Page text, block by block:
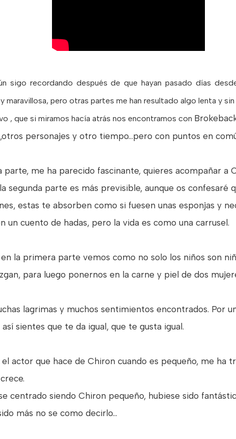
sigo recordando después de que hayan pasado días
maravillosa, pero otras partes me han resultado algo lenta y sin
, que si miramos hacía atrás nos encontramos con
personajes y otro tiempo...pero con puntos en
parte, me ha parecido fascinante, quieres acompañar a
segunda parte es más previsible, aunque os
estas te absorben como si fuesen unas esponjas y
un cuento de hadas, pero la vida es como una carrusel.
la primera parte vemos como no solo los niños son
para luego ponernos en la carne y piel de dos
lagrimas y muchos sentimientos encontrados. Por
sientes que te da igual, que te gusta igual.
actor que hace de Chiron cuando es pequeño, me ha
centrado siendo Chiron pequeño, hubiese sido
más no se como decirlo...